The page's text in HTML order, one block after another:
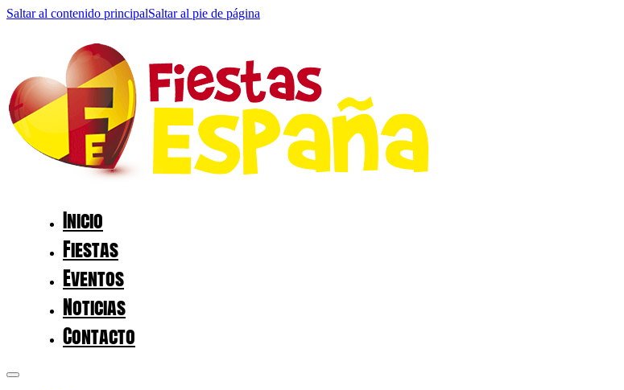
Saltar al contenido principalSaltar al pie de página
Inicio
Fiestas
Eventos
Noticias
Contacto